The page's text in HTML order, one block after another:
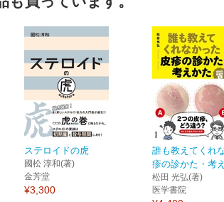
ステロイドの虎
國松 淳和(著)
金芳堂
¥3,300
誰も教えてくれ
疹の診かた・考
松田 光弘(著)
医学書院